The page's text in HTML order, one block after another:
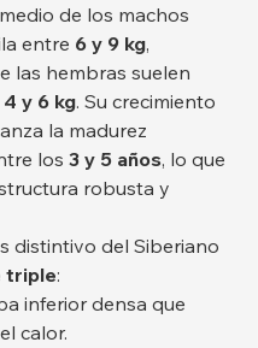
de los machos
entre 6 y 9 kg,
las hembras suelen
4 y 6 kg. Su crecimiento
la madurez
los 3 y 5 años, lo que
robusta y
distintivo del Siberiano
triple:
inferior densa que
calor.